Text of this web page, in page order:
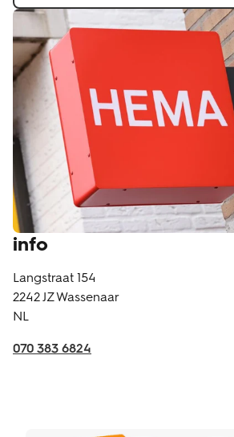
info
Langstraat 154
2242 JZWassenaar
NL
070 383 6824